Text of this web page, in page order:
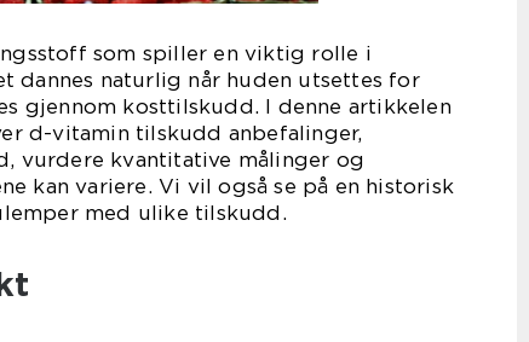
som spiller en viktig rolle i
dannes naturlig når huden utsettes for
gjennom kosttilskudd. I denne artikkelen
d-vitamin tilskudd anbefalinger,
vurdere kvantitative målinger og
kan variere. Vi vil også se på en historisk
med ulike tilskudd.